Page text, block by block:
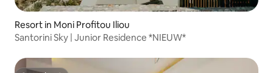
Resort in Moni Profitou Iliou
Santorini Sky | Junior Residence *NIEUW*